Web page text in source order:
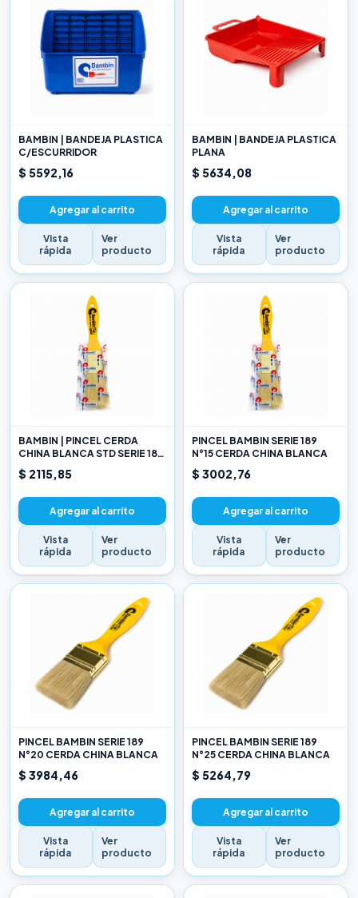
BAMBIN | BANDEJA PLASTICA
C/ESCURRIDOR
$ 5592,16
Agregar al carrito
Vista
rápida
Ver
producto
BAMBIN | BANDEJA PLASTICA
PLANA
$ 5634,08
Agregar al carrito
Vista
rápida
Ver
producto
BAMBIN | PINCEL CERDA
CHINA BLANCA STD SERIE 189
10
$ 2115,85
Agregar al carrito
Vista
rápida
Ver
producto
PINCEL BAMBIN SERIE 189
N°15 CERDA CHINA BLANCA
$ 3002,76
Agregar al carrito
Vista
rápida
Ver
producto
PINCEL BAMBIN SERIE 189
N°20 CERDA CHINA BLANCA
$ 3984,46
Agregar al carrito
Vista
rápida
Ver
producto
PINCEL BAMBIN SERIE 189
N°25 CERDA CHINA BLANCA
$ 5264,79
Agregar al carrito
Vista
rápida
Ver
producto